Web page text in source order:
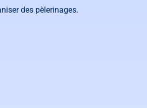
des pèlerinages.